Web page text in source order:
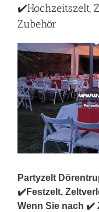
✔️Hochzeitszelt,
Zubehör
Partyzelt
✔️Festzelt,
Wenn Sie nach ✔️